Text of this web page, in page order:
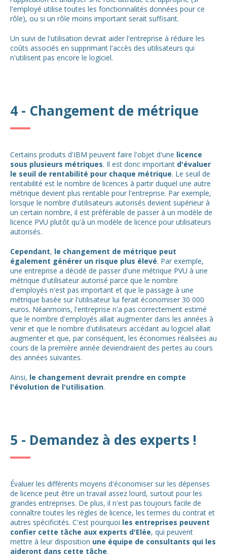
l'employé utilise toutes les fonctionnalités données pour ce
rôle), ou si un rôle moins important serait suffisant.
Un suivi de l'utilisation devrait aider l'entreprise à réduire les
coûts associés en supprimant l'accès des utilisateurs qui
n'utilisent pas encore le logiciel.
4 - Changement de métrique
Certains produits d'IBM peuvent faire l'objet d'une licence
sous plusieurs métriques. Il est donc important d'évaluer
le seuil de rentabilité pour chaque métrique. Le seuil de
rentabilité est le nombre de licences à partir duquel une autre
métrique devient plus rentable pour l'entreprise. Par exemple,
lorsque le nombre d'utilisateurs autorisés devient supérieur à
un certain nombre, il est préférable de passer à un modèle de
licence PVU plutôt qu'à un modèle de licence pour utilisateurs
autorisés.
Cependant, le changement de métrique peut
également générer un risque plus élevé. Par exemple,
une entreprise a décidé de passer d'une métrique PVU à une
métrique d'utilisateur autorisé parce que le nombre
d'employés n'est pas important et que le passage à une
métrique basée sur l'utilisateur lui ferait économiser 30 000
euros. Néanmoins, l'entreprise n'a pas correctement estimé
que le nombre d'employés allait augmenter dans les années à
venir et que le nombre d'utilisateurs accédant au logiciel allait
augmenter et que, par conséquent, les économies réalisées au
cours de la première année deviendraient des pertes au cours
des années suivantes.
Ainsi, le changement devrait prendre en compte
l'évolution de l'utilisation.
5 - Demandez à des experts !
Évaluer les différents moyens d'économiser sur les dépenses
de licence peut être un travail assez lourd, surtout pour les
grandes entreprises. De plus, il n'est pas toujours facile de
connaître toutes les règles de licence, les termes du contrat et
autres spécificités. C'est pourquoi les entreprises peuvent
confier cette tâche aux experts d'Elée, qui peuvent
mettre à leur disposition une équipe de consultants qui les
aideront dans cette tâche.